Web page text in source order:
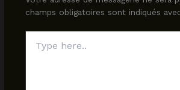
champs obligatoires sont indiqués
here..